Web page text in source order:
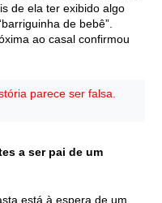
de ela ter exibido algo
de bebê”.
ao casal confirmou
parece ser falsa.
a ser pai de um
está à espera de um